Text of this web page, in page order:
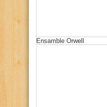
Ensamble Orwell